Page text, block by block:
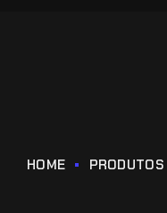
HOME PRODUTOS